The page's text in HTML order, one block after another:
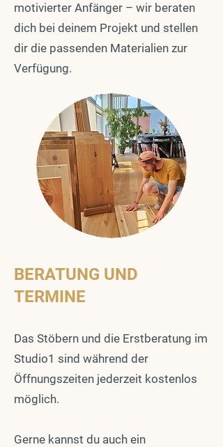
motivierter Anfänger – wir beraten
dich bei deinem Projekt und stellen
dir die passenden Materialien zur
Verfügung.
BERATUNG UND
TERMINE
Das Stöbern und die Erstberatung im
Studio1 sind während der
Öffnungszeiten jederzeit kostenlos
möglich.
Gerne kannst du auch ein